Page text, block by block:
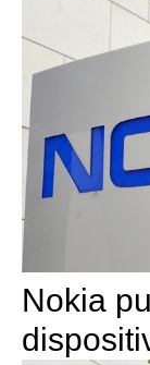
Nokia